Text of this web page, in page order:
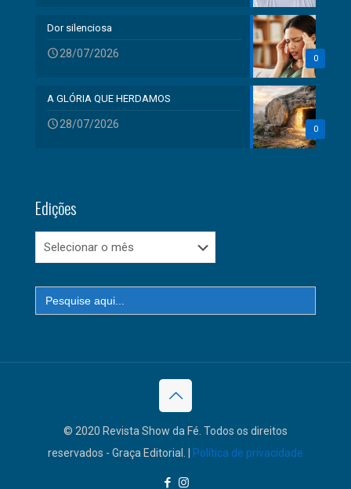
0
Dor silenciosa
28/07/2026
0
A GLÓRIA QUE HERDAMOS
28/07/2026
Edições
Edições
Search
for:
© 2020 Revista Show da Fé. Todos os direitos
reservados - Graça Editorial. |
Política de privacidade